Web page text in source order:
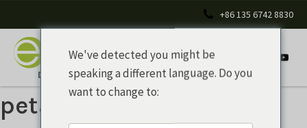
+86 135 6742 8830
petaca aislada de doble
We've detected you might be
speaking a different language. Do you
want to change to: